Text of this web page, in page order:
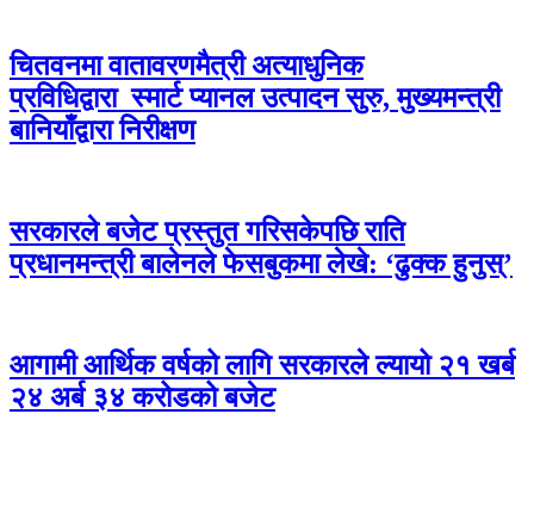
चितवनमा वातावरणमैत्री अत्याधुनिक
प्रविधिद्वारा स्मार्ट प्यानल उत्पादन सुरु, मुख्यमन्त्री
बानियाँद्वारा निरीक्षण
सरकारले बजेट प्रस्तुत गरिसकेपछि राति
प्रधानमन्त्री बालेनले फेसबुकमा लेखे: ‘ढुक्क हुनुस्’
आगामी आर्थिक वर्षको लागि सरकारले ल्यायो २१ खर्ब
२४ अर्ब ३४ करोडको बजेट